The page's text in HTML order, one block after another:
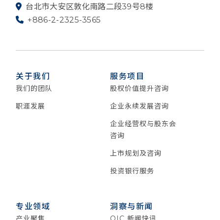
台北市大安区敦化南路二段39号8楼
+886-2-2325-3565
关于我们
我们的团队
职涯发展
服务项目
股权价值提升咨询
企业永续发展咨询
企业经营权与股东会
咨询
上市规划及咨询
投资银行服务
专业领域 洞察与新闻